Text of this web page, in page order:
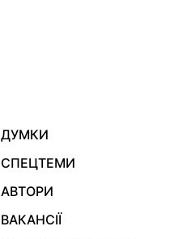
ДУМКИ
СПЕЦТЕМИ
АВТОРИ
ВАКАНСІЇ